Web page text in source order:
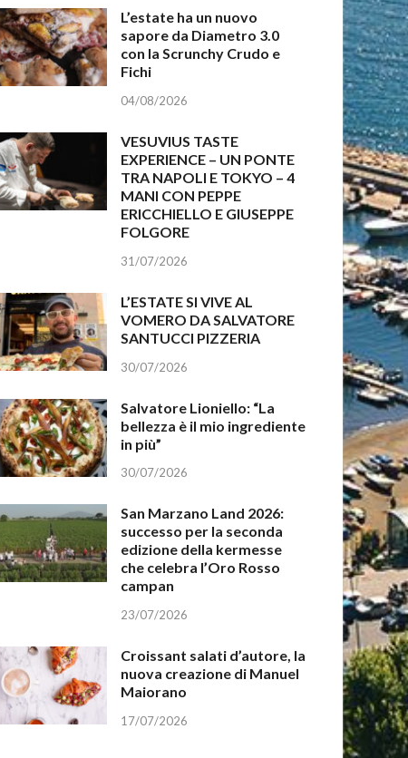
L’estate ha un nuovo
sapore da Diametro 3.0
con la Scrunchy Crudo e
Fichi
04/08/2026
VESUVIUS TASTE
EXPERIENCE – UN PONTE
TRA NAPOLI E TOKYO – 4
MANI CON PEPPE
ERICCHIELLO E GIUSEPPE
FOLGORE
31/07/2026
L’ESTATE SI VIVE AL
VOMERO DA SALVATORE
SANTUCCI PIZZERIA
30/07/2026
Salvatore Lioniello: “La
bellezza è il mio ingrediente
in più”
30/07/2026
San Marzano Land 2026:
successo per la seconda
edizione della kermesse
che celebra l’Oro Rosso
campan
23/07/2026
Croissant salati d’autore, la
nuova creazione di Manuel
Maiorano
17/07/2026